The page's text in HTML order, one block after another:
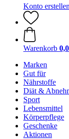
Konto erstellen
Warenkorb
Marken
Gut für
Nährstoffe
Diät &
Sport
Lebensmittel
Körperpflege
Geschenke
Aktionen